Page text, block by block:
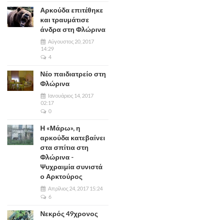
Αρκούδα επιτέθηκε
και τραυμάτισε
άνδρα στη Φλώρινα
Αύγουστος 20, 2017
14:29
4
Νέο παιδιατρείο στη
Φλώρινα
Ιανουάριος 14, 2017
02:17
0
Η «Μάρω», η
αρκούδα κατεβαίνει
στα σπίτια στη
Φλώρινα -
Ψυχραιμία συνιστά
ο Αρκτούρος
Απρίλιος 24, 2017 15:24
6
Νεκρός 49χρονος